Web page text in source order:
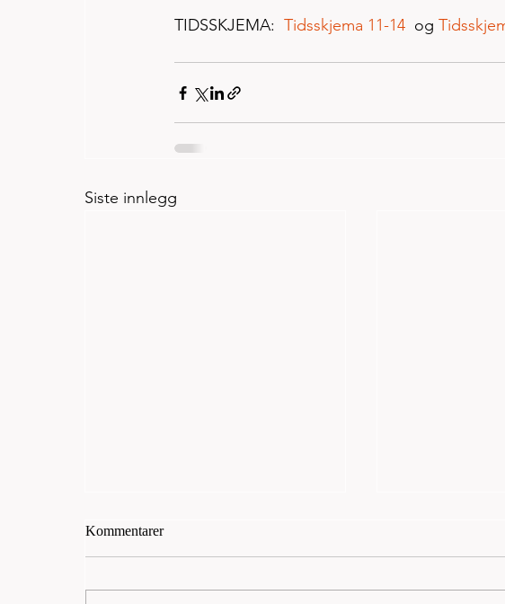
TIDSSKJEMA: Tidsskjema 11-14
  og
Siste innlegg
Kommentarer